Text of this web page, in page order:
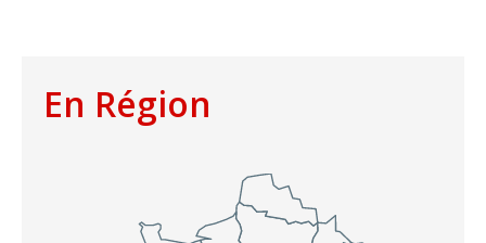
En Région